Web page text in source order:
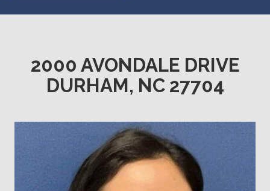
2000 AVONDALE DRIVE
DURHAM, NC 27704